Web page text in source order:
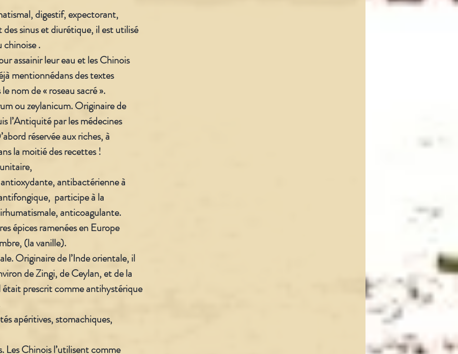
digestif, expectorant,
sinus et diurétique, il est utilisé
chinoise .
assainir leur eau et les Chinois
mentionnédans des textes
nom de « roseau sacré ».
ou zeylanicum. Originaire de
l’Antiquité par les médecines
réservée aux riches, à
la moitié des recettes !
antibactérienne à
participe à la
anticoagulante.
épices ramenées en Europe
(la vanille).
Originaire de l’Inde orientale, il
de Zingi, de Ceylan, et de la
prescrit comme antihystérique
apéritives, stomachiques,
Les Chinois l’utilisent comme